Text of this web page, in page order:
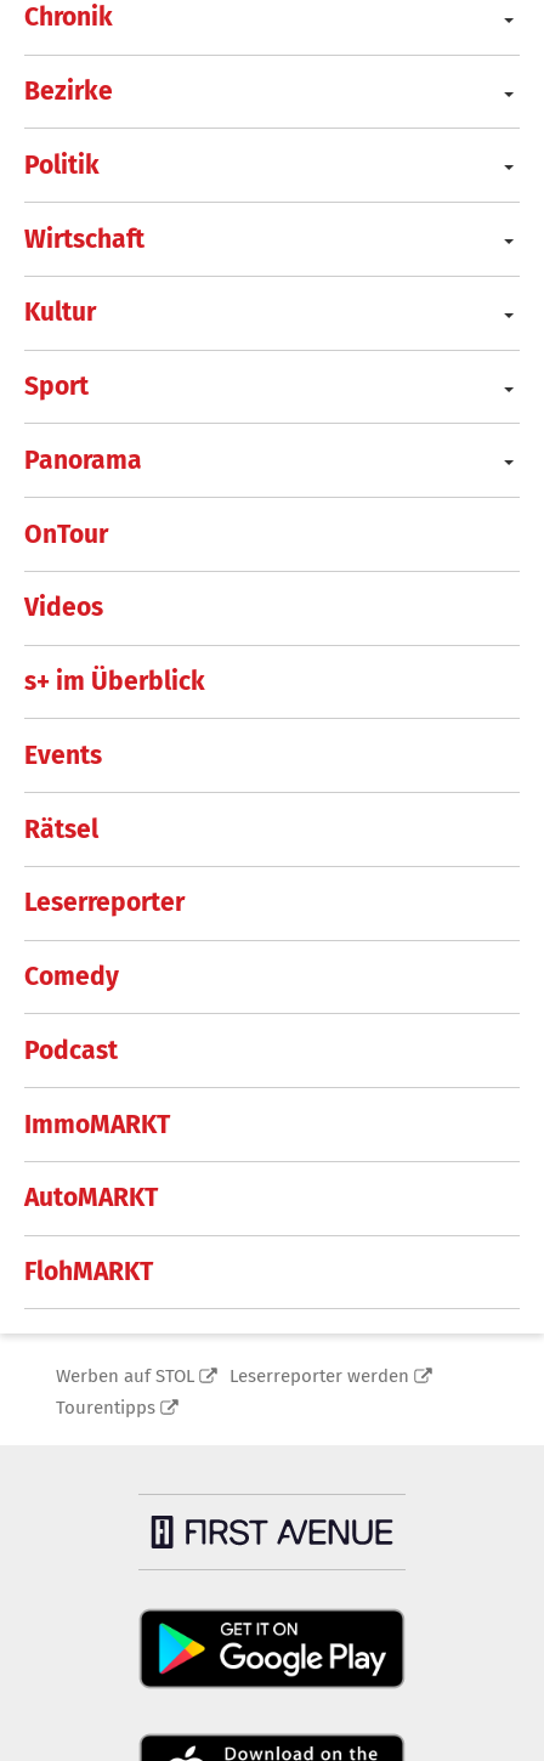
Chronik
Bezirke
Politik
Wirtschaft
Kultur
Sport
Panorama
OnTour
Videos
s+ im Überblick
Events
Rätsel
Leserreporter
Comedy
Podcast
ImmoMARKT
AutoMARKT
FlohMARKT
Werben auf STOL
Leserreporter werden
Tourentipps